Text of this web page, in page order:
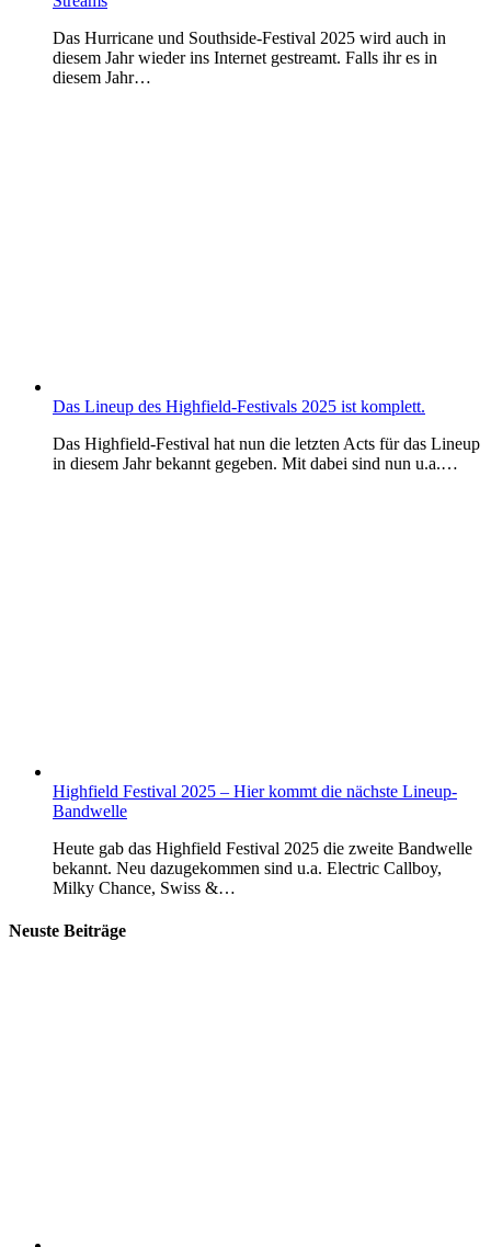
Das Hurricane und Southside-Festival 2025 wird auch in
diesem Jahr wieder ins Internet gestreamt. Falls ihr es in
diesem Jahr…
Das Lineup des Highfield-Festivals 2025 ist komplett.
Das Highfield-Festival hat nun die letzten Acts für das Lineup
in diesem Jahr bekannt gegeben. Mit dabei sind nun u.a.…
Highfield Festival 2025 – Hier kommt die nächste Lineup-
Bandwelle
Heute gab das Highfield Festival 2025 die zweite Bandwelle
bekannt. Neu dazugekommen sind u.a. Electric Callboy,
Milky Chance, Swiss &…
Neuste Beiträge